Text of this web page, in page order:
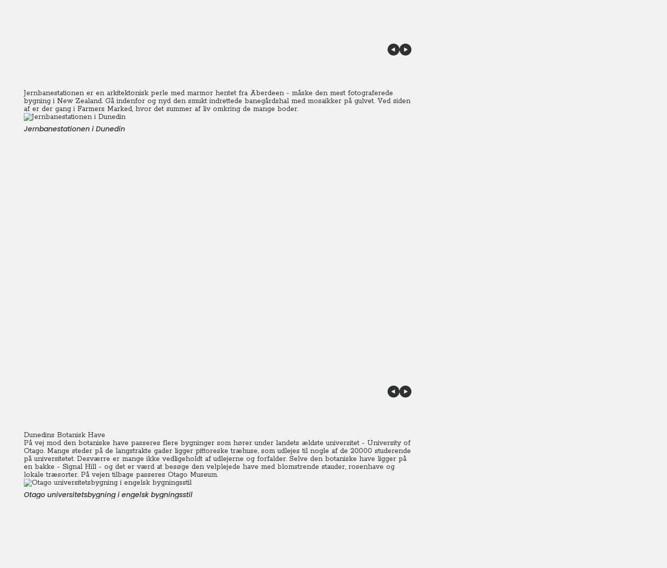
Jernbanestationen er en arkitektonisk perle med marmor hentet fra Aberdeen - måske den mest fotograferede
bygning i New Zealand. Gå indenfor og nyd den smukt indrettede banegårdshal med mosaikker på gulvet. Ved siden
af er der gang i Farmers Marked, hvor det summer af liv omkring de mange boder.
Jernbanestationen i Dunedin
Dunedins Botanisk Have
På vej mod den botaniske have passeres flere bygninger som hører under landets ældste universitet - University of
Otago. Mange steder på de langstrakte gader ligger pittoreske træhuse, som udlejes til nogle af de 20.000 studerende
på universitetet. Desværre er mange ikke vedligeholdt af udlejerne og forfalder. Selve den botaniske have ligger på
en bakke - Signal Hill - og det er værd at besøge den velplejede have med blomstrende stauder, rosenhave og
lokale træsorter. På vejen tilbage passeres Otago Museum.
Otago universitetsbygning i engelsk bygningsstil